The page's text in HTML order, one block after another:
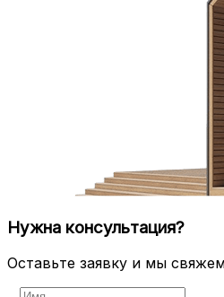
Нужна консультация?
Оставьте заявку и мы